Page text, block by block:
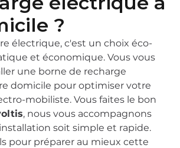
?
électrique, c'est un choix éco-
et économique. Vous vous
une borne de recharge
domicile pour optimiser votre
mobiliste. Vous faites le bon
, nous vous accompagnons
soit simple et rapide.
pour préparer au mieux cette